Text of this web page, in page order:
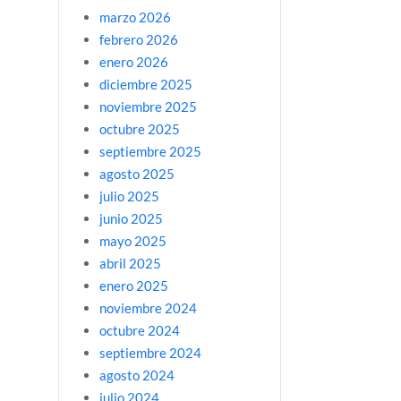
marzo 2026
febrero 2026
enero 2026
diciembre 2025
noviembre 2025
octubre 2025
septiembre 2025
agosto 2025
julio 2025
junio 2025
mayo 2025
abril 2025
enero 2025
noviembre 2024
octubre 2024
septiembre 2024
agosto 2024
julio 2024